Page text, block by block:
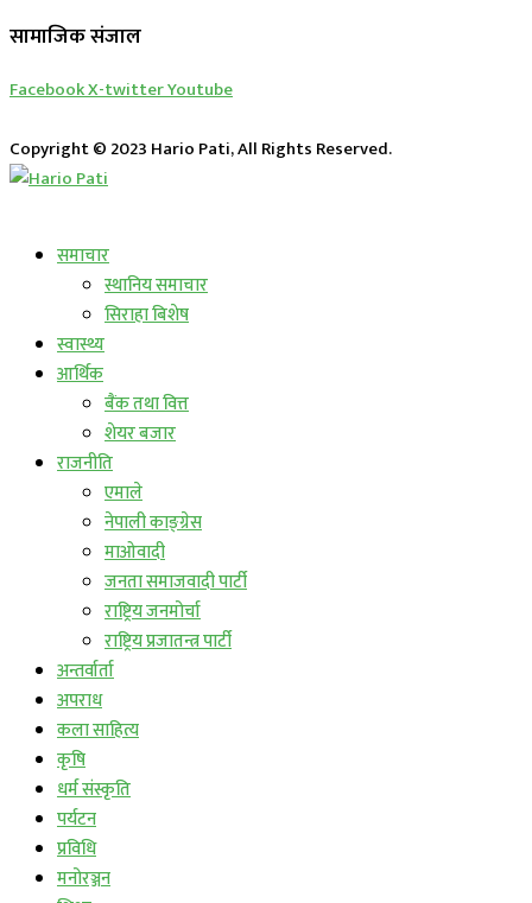
सामाजिक संजाल
FacebookX-twitterYoutube
Copyright © 2023 Hario Pati, All Rights Reserved.
समाचार
स्थानिय समाचार
सिराहा बिशेष
स्वास्थ्य
आर्थिक
बैंक तथा वित्त
शेयर बजार
राजनीति
एमाले
नेपाली काङ्ग्रेस
माओवादी
जनता समाजवादी पार्टी
राष्ट्रिय जनमोर्चा
राष्ट्रिय प्रजातन्त्र पार्टी
अन्तर्वार्ता
अपराध
कला साहित्य
कृषि
धर्म संस्कृति
पर्यटन
प्रविधि
मनोरञ्जन